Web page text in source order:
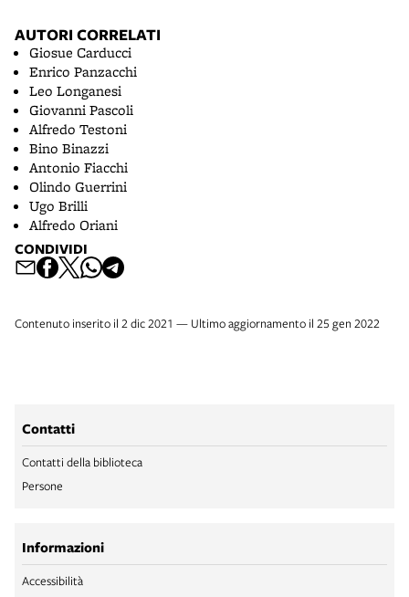
AUTORI CORRELATI
Giosue Carducci
Enrico Panzacchi
Leo Longanesi
Giovanni Pascoli
Alfredo Testoni
Bino Binazzi
Antonio Fiacchi
Olindo Guerrini
Ugo Brilli
Alfredo Oriani
CONDIVIDI
Contenuto inserito il 2 dic 2021 — Ultimo aggiornamento il 25 gen 2022
Contatti
Contatti della biblioteca
Persone
Informazioni
Accessibilità